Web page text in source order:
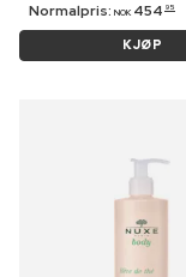
Normalpris: NOK 454 95
KJØP